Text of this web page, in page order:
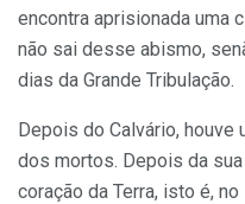
encontra aprisionada uma
não sai desse abismo,
dias da Grande Tribulação.
Depois do Calvário, houve
dos mortos. Depois da
coração da Terra, isto é,